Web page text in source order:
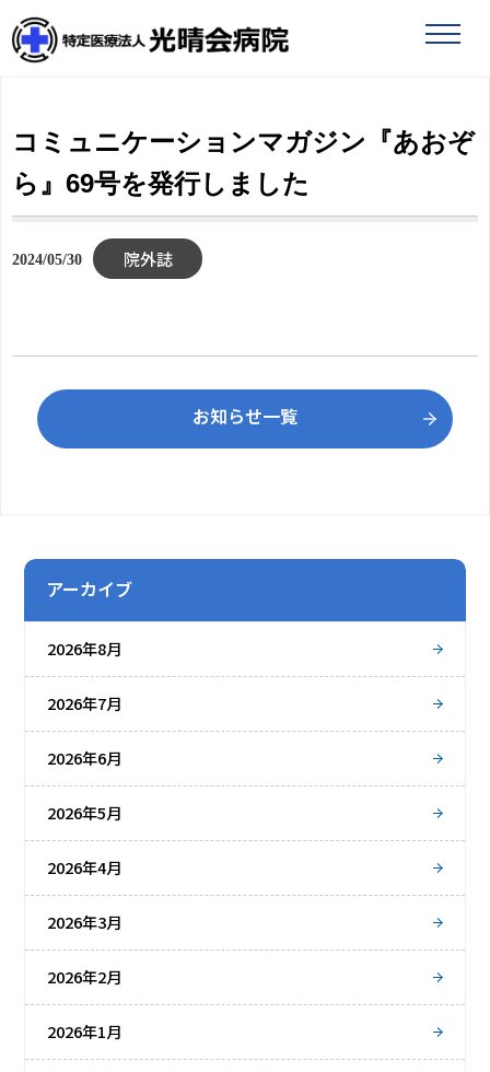
toggle
アーカイブ
2026年8月
2026年7月
2026年6月
2026年5月
2026年4月
2026年3月
2026年2月
2026年1月
コミュニケーションマガジン『あおぞ
ら』69号を発行しました
2024/05/30 院外誌
お知らせ一覧